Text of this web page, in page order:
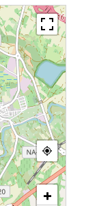
+